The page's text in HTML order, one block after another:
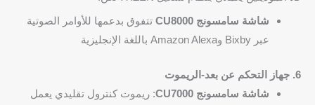
شاشة سامسونج CU8000
تتفوق بدعمها للأوامر الصوتية
عبر Bixby وAmazon Alexa باللغة الإنجليزية
6. جهاز التحكم عن بعد-الريموت
شاشة سامسونج CU7000
: ريموت كنترول تقليدي يعمل